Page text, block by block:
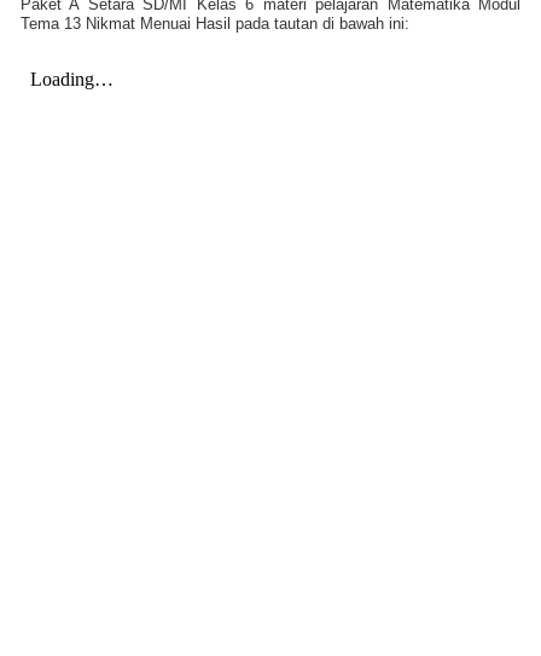
Paket A Setara SD/MI Kelas 6 materi pelajaran Matematika Modul
Tema 13 Nikmat Menuai Hasil pada tautan di bawah ini: